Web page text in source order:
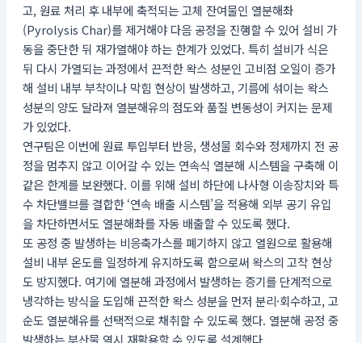
고, 원료 처리 후 내부에 축적되는 고체 잔여물인 열분해촤
(Pyrolysis Char)를 제거해야 다음 공정을 진행할 수 있어 설비 가
동을 중단한 뒤 재가열해야 하는 한계가 있었다. 특히 설비가 식은
뒤 다시 가열되는 과정에서 끈적한 왁스 성분인 고비점 오일이 증가
해 설비 내부 부착이나 막힘 현상이 발생하고, 기름에 섞이는 왁스
성분의 양도 달라져 열분해유의 점도와 품질 변동성이 커지는 문제
가 있었다.
연구팀은 이번에 원료 투입부터 반응, 생성물 회수와 정제까지 전 공
정을 멈추지 않고 이어갈 수 있는 연속식 열분해 시스템을 구축해 이
같은 한계를 보완했다. 이를 위해 설비 하단에 나사형 이송장치와 특
수 차단밸브를 결합한 ‘연속 배출 시스템’을 적용해 외부 공기 유입
을 차단하면서도 열분해촤를 자동 배출할 수 있도록 했다.
또 공정 중 발생하는 비응축가스를 폐기하지 않고 열원으로 활용해
설비 내부 온도를 일정하게 유지하도록 함으로써 왁스의 고착 현상
도 방지했다. 여기에 열분해 과정에서 발생하는 증기를 단계적으로
냉각하는 방식을 도입해 끈적한 왁스 성분을 먼저 분리·회수하고, 고
순도 열분해유를 선택적으로 채취할 수 있도록 했다. 열분해 공정 중
발생하는 부산물 역시 재활용할 수 있도록 설계했다.